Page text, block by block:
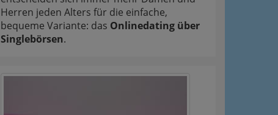
Herren jeden Alters für die einfache,
bequeme Variante: das Onlinedating über
Singlebörsen.